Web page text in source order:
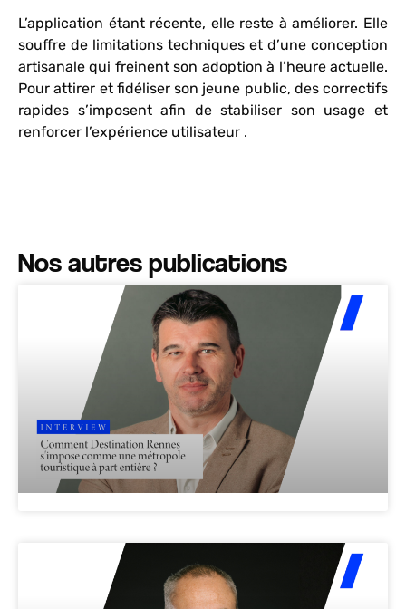
L’application étant récente, elle reste à améliorer. Elle
souffre de limitations techniques et d’une conception
artisanale qui freinent son adoption à l’heure actuelle.
Pour attirer et fidéliser son jeune public, des correctifs
rapides s’imposent afin de stabiliser son usage et
renforcer l’expérience utilisateur .
Nos autres publications